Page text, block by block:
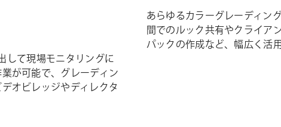
して現場モニタリングに
が可能で、グレーディン
オビレッジやディレクタ
あらゆるカラーグレーディン
間でのルック共有やクライア
パックの作成など、幅広く活用